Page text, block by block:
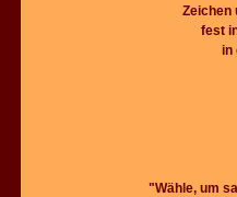
Zeichen
fest
in
"Wähle, um